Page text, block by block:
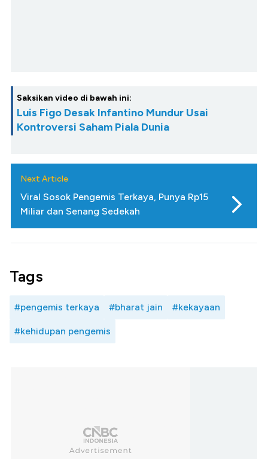
Saksikan video di bawah ini:
Luis Figo Desak Infantino Mundur Usai
Kontroversi Saham Piala Dunia
Next Article
Viral Sosok Pengemis Terkaya, Punya Rp15
Miliar dan Senang Sedekah
Tags
#pengemis terkaya #bharat jain #kekayaan
#kehidupan pengemis